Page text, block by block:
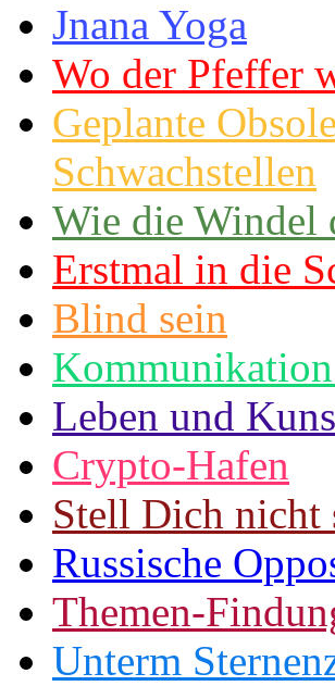
Jnana Yoga
Wo der Pfeffer
Geplante
Schwachstellen
Wie die Windel
Erstmal in die
Blind sein
Leben und
Crypto-Hafen
Stell Dich nicht
Russische
Themen-
Unterm